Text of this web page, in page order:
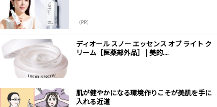
（PR）
ディオール スノー エッセンス オブ ライト ク
リーム［医薬部外品］ | 美的....
肌が健やかになる環境作りこそが美肌を手に
入れる近道